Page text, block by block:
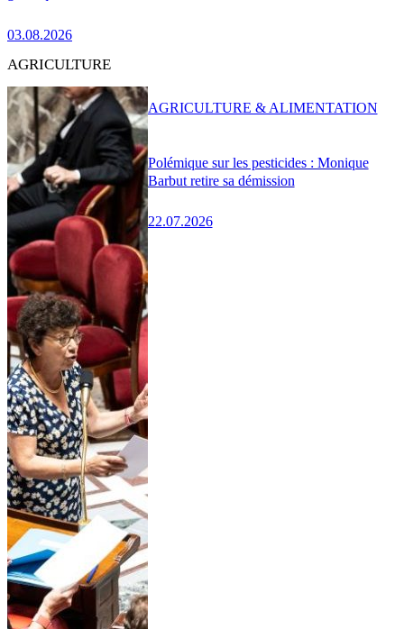
03.08.2026
AGRICULTURE
Polémique sur les pesticides : Monique
Barbut retire sa démission
22.07.2026
AGRICULTURE & ALIMENTATION